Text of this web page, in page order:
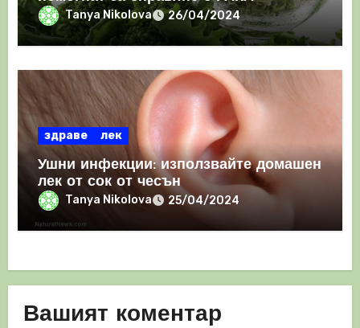
Tanya Nikolova 26/04/2024
здраве лек
Ушни инфекции: използвайте домашен
лек от сок от чесън
Tanya Nikolova 25/04/2024
Вашият коментар